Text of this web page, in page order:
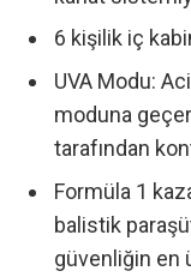
6 kişilik iç
UVA Modu:
moduna
tarafından
Formüla 1
balistik
güvenliğin en